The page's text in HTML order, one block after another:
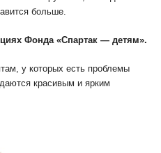
больше.
Фонда «Спартак — детям».
у которых есть проблемы
красивым и ярким